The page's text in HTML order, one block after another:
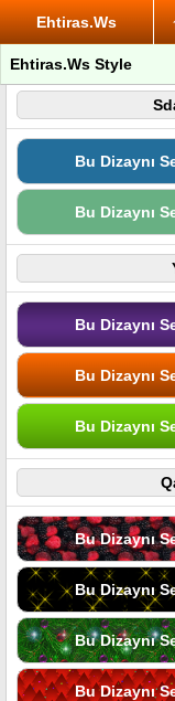
Ehtiras.Ws
Ehtiras.Ws Style
Bu Dizaynı
Bu Dizaynı
Bu Dizaynı
Bu Dizaynı
Bu Dizaynı
Bu Dizaynı
Bu Dizaynı
Bu Dizaynı
Bu Dizaynı